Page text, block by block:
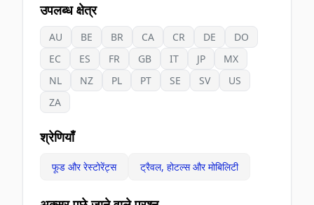
उपलब्ध क्षेत्र
AU BE BR CA CR DE
DO
EC
ES FR GB IT JP
MX
NL
NZ PL PT SE SV
US
ZA
श्रेणियाँ
फूड और रेस्टोरेंट्स ट्रैवल, होटल्स और मोबिलिटी